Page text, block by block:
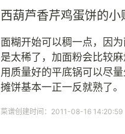
西葫芦香芹鸡蛋饼的小
面糊开始可以稠一点，因
是太稀了，加面粉会比较麻
用质量好的平底锅可以尽量
摊饼基本一正一反就熟了。
菜谱创建时间：2011-08-16 14:20:59